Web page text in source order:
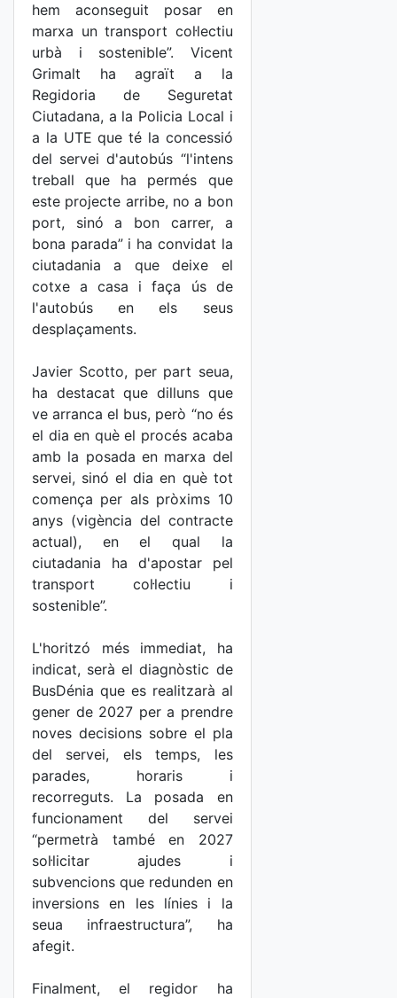
hem aconseguit posar en
marxa un transport col·lectiu
urbà i sostenible”. Vicent
Grimalt ha agraït a la
Regidoria de Seguretat
Ciutadana, a la Policia Local i
a la UTE que té la concessió
del servei d'autobús “l'intens
treball que ha permés que
este projecte arribe, no a bon
port, sinó a bon carrer, a
bona parada” i ha convidat la
ciutadania a que deixe el
cotxe a casa i faça ús de
l'autobús en els seus
desplaçaments.
Javier Scotto, per part seua,
ha destacat que dilluns que
ve arranca el bus, però “no és
el dia en què el procés acaba
amb la posada en marxa del
servei, sinó el dia en què tot
comença per als pròxims 10
anys (vigència del contracte
actual), en el qual la
ciutadania ha d'apostar pel
transport col·lectiu i
sostenible”.
L'horitzó més immediat, ha
indicat, serà el diagnòstic de
BusDénia que es realitzarà al
gener de 2027 per a prendre
noves decisions sobre el pla
del servei, els temps, les
parades, horaris i
recorreguts. La posada en
funcionament del servei
“permetrà també en 2027
sol·licitar ajudes i
subvencions que redunden en
inversions en les línies i la
seua infraestructura”, ha
afegit.
Finalment, el regidor ha